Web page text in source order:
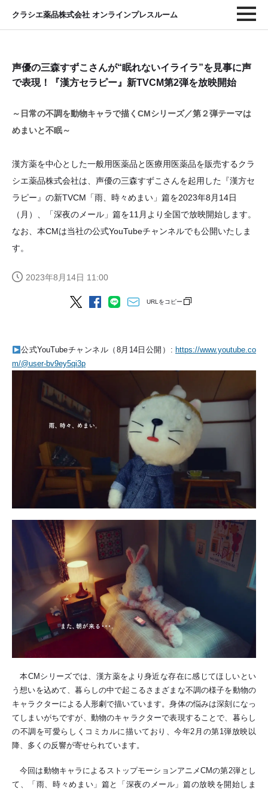
クラシエ薬品株式会社 オンラインプレスルーム
声優の三森すずこさんが“眠れないイライラ”を見事に声
で表現！『漢方セラピー』新TVCM第2弾を放映開始
～日常の不調を動物キャラで描くCMシリーズ／第２弾テーマは
めまいと不眠～
漢方薬を中心とした一般用医薬品と医療用医薬品を販売するクラ
シエ薬品株式会社は、声優の三森すずこさんを起用した『漢方セ
ラピー』の新TVCM「雨、時々めまい」篇を2023年8月14日
（月）、「深夜のメール」篇を11月より全国で放映開始します。
なお、本CMは当社の公式YouTubeチャンネルでも公開いたしま
す。
2023年8月14日 11:00
URLをコピー
公式YouTubeチャンネル（ 8月 14日公開） : https://www.youtube.co
m/@user-bv9ey5qi3p
本CMシリーズでは、漢方薬をより身近な存在に感じてほしいとい
う想いを込めて、暮らしの中で起こるさまざまな不調の様子を動物の
キャラクターによる人形劇で描いています。身体の悩みは深刻になっ
てしまいがちですが、動物のキャラクターで表現することで、暮らし
の不調を可愛らしくコミカルに描いており、今年2月の第1弾放映以
降、多くの反響が寄せられています。
今回は動物キャラによるストップモーションアニメCMの第2弾とし
て、「雨、時々めまい」篇と「深夜のメール」篇の放映を開始しま